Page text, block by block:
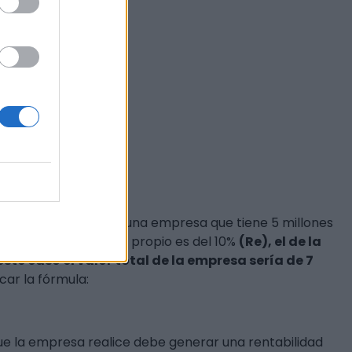
sencillo. Imagina una empresa que tiene 5 millones
El coste del capital propio es del 10% (Re), el de la
caso el valor total de la empresa sería de 7
la fórmula:
la empresa realice debe generar una rentabilidad